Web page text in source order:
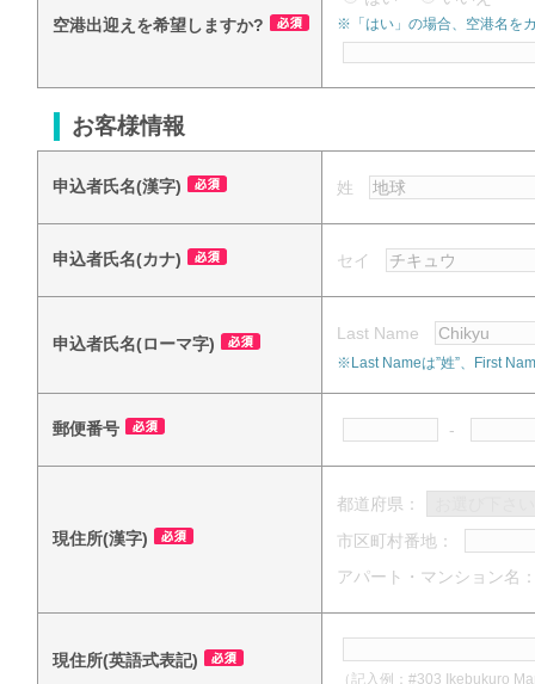
空港出迎えを希望しますか? ※「はい」の場合、空港名を
お客様情報
申込者氏名(漢字) 姓
申込者氏名(カナ) セイ
申込者氏名(ローマ字)
Last Name
※Last Nameは”姓”、First
郵便番号 -
現住所(漢字)
都道府県：
市区町村番地：
アパート・マンション名
現住所(英語式表記)
（記入例：#303 Ikebukuro